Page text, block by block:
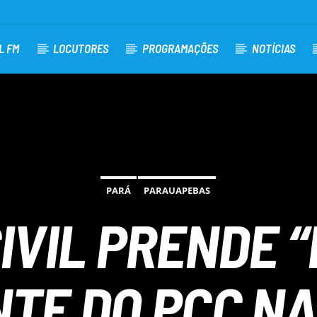
FM LOCUTORES PROGRAMAÇÕES NOTÍCIAS
PARÁ PARAUAPEBAS
PRENDE